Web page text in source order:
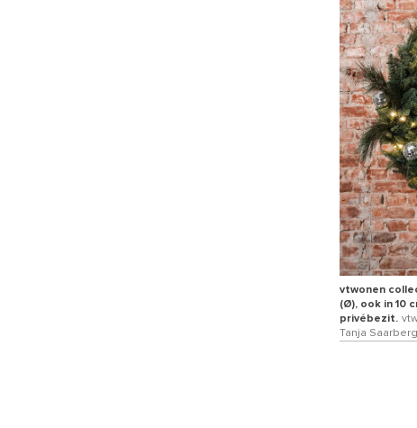
vtwonen
(Ø), ook in 10
privébezit.
Tanja